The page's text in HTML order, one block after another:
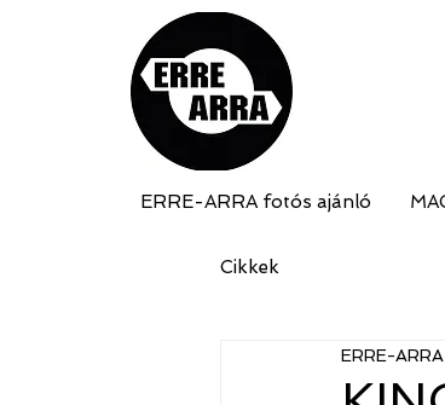
ERRE-ARRA fotós ajánló
Cikkek
ERRE-